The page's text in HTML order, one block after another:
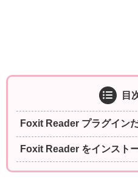
目
Foxit Reader プラグイン
Foxit Reader をインスト